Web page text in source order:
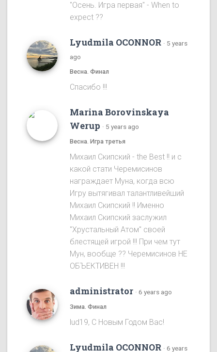
"Осень. Игра первая" - When to
expect ??
Lyudmila OCONNOR · 5 years
ago
Весна. Финал
Спасибо !!!
Marina Borovinskaya
Werup · 5 years ago
Весна. Игра третья
Михаил Скипский - the Best !! и с
какой стати Черемисинов
награждает Муна, когда всю
Игру вытягивал талантливейший
Михаил Скипский !! Именно
Михаил Скипский заслужил
"Хрустальный Атом" своей
блестящей игрой !!! При чем тут
Мун, вообще ?? Черемисинoв НЕ
ОБЪЕКТИВЕН !!!
administrator · 6 years ago
Зима. Финал
lud19, С Новым Годом Вас!
Lyudmila OCONNOR · 6 years